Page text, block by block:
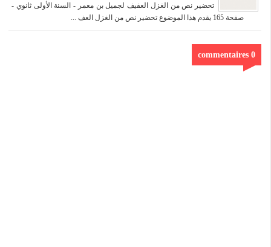
تحضير نص من الغزل العفيف لجميل بن معمر - السنة الأولى ثانوي -
صفحة 165 يقدم هذا الموضوع تحضير نص من الغزل العف ...
0 commentaires